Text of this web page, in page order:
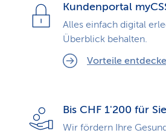
Kundenportal
Alles einfach digital
Überblick behalten.
Vorteile
Bis CHF 1'200 für Sie
Wir fördern Ihre